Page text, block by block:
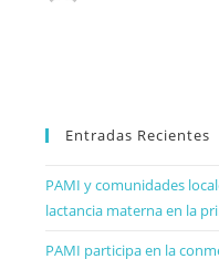
Entradas Recientes
PAMI y comunidades
lactancia materna en la
PAMI participa en la